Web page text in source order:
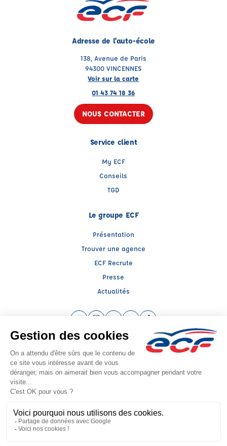
Adresse de l'auto-école
138, Avenue de Paris
94300 VINCENNES
Voir sur la carte
01 43 74 18 36
NOUS CONTACTER
Service client
My ECF
Conseils
TGD
Le groupe ECF
Présentation
Trouver une agence
ECF Recrute
Presse
Actualités
Instagram (nouvelle fenêtre)
LinkedIn (nouvelle fenêtre)
YouTube (nouvelle fenêtre)
TikTok (nouvelle
Raison sociale : ECF VINCENNES - Capital social: 10000€
SIREN: 952255388 - Numéro de TVA intracommunautaire: FR67952255388
Agrément n°E0209404530
Siège social : 138, Avenue de Paris , VINCENNES (94300) - Représentant légal